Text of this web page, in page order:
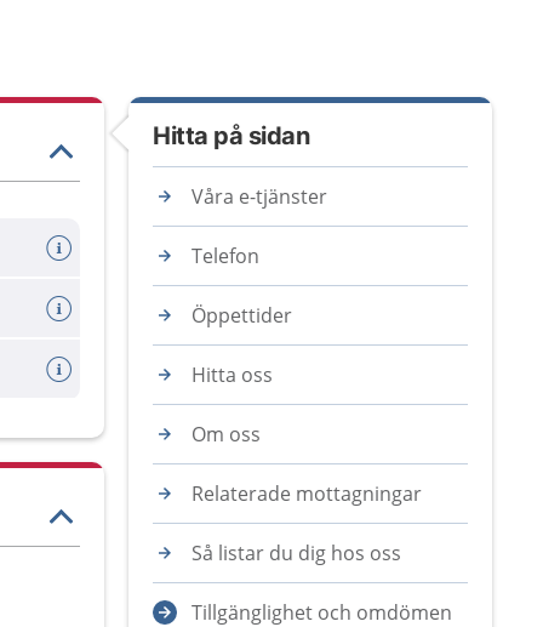
Hitta på sidan
Våra e-tjänster
Telefon
Öppettider
Hitta oss
Om oss
Relaterade mottagningar
Så listar du dig hos oss
Tillgänglighet och omdömen